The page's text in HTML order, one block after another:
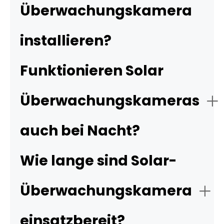
Überwachungskamera
installieren?
Funktionieren Solar
Überwachungskameras
auch bei Nacht?
Wie lange sind Solar-
Überwachungskamera